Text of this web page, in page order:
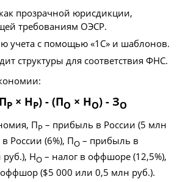
прозрачной юрисдикции,
требованиям ОЭСР.
учета с помощью «1С» и шаблонов.
структуры для соответствия ФНС.
Р × НР) - (ПО × НО) - ЗО
ПР – прибыль в России (5 млн
в России (6%), ПО – прибыль в
НО – налог в оффшоре (12,5%),
оффшор ($5 000 или 0,5 млн руб.).